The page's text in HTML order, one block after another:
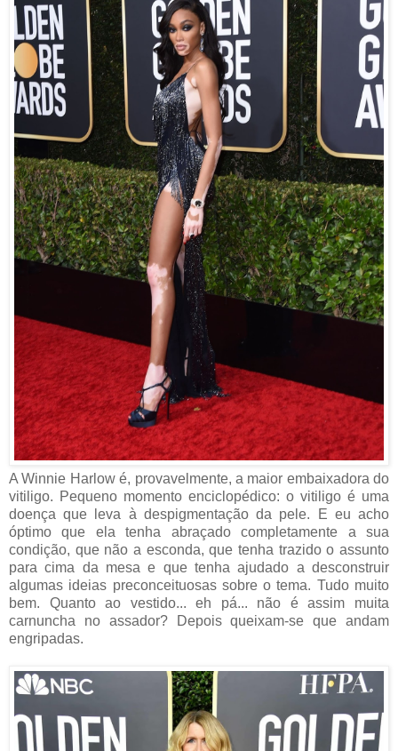
A Winnie Harlow é, provavelmente, a maior embaixadora do
vitiligo. Pequeno momento enciclopédico: o vitiligo é uma
doença que leva à despigmentação da pele. E eu acho
óptimo que ela tenha abraçado completamente a sua
condição, que não a esconda, que tenha trazido o assunto
para cima da mesa e que tenha ajudado a desconstruir
algumas ideias preconceituosas sobre o tema. Tudo muito
bem. Quanto ao vestido... eh pá... não é assim muita
carnuncha no assador? Depois queixam-se que andam
engripadas.